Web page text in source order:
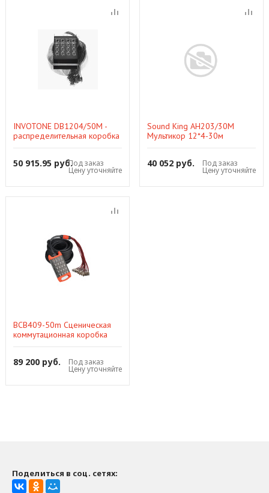
INVOTONE DB1204/50M -
распределительная коробка
50 915.95 руб.Под заказ
Цену уточняйте
Sound King AH203/30M
Мультикор 12*4-30м
40 052 руб. Под заказ
Цену уточняйте
BCB409-50m Сценическая
коммутационная коробка
89 200 руб. Под заказ
Цену уточняйте
Поделиться в соц. сетях: